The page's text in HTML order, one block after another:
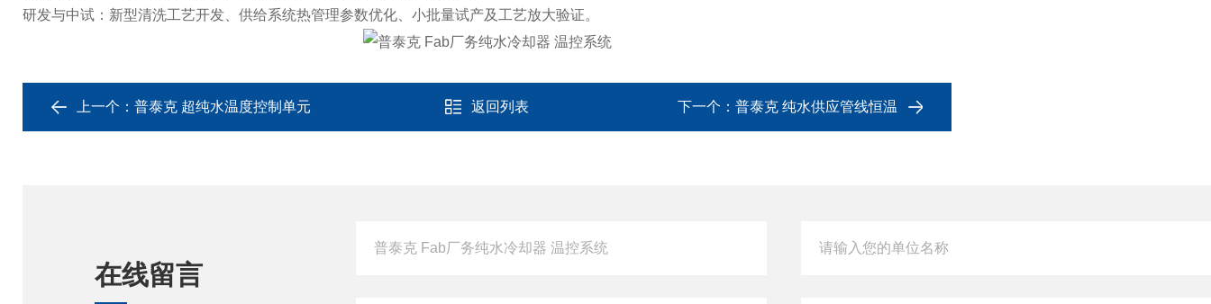
研发与中试 ：新型清洗工艺开发、供给系统热管理参数优化、小批量试产及工艺放大验证。
上一个： 普泰克 超纯水温度控制单元 返回列表 下一个： 普泰克 纯水供应管线恒温
在线留言